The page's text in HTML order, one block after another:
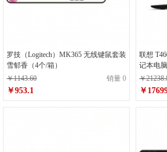
罗技（Logitech）MK365 无线键鼠套装
雪郁香（4个/箱）
￥1143.60
销量 0
￥953.1
联想
记本电
￥
￥